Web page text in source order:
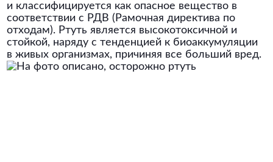
и классифицируется как опасное вещество в
соответствии с РДВ (Рамочная директива по
отходам). Ртуть является высокотоксичной и
стойкой, наряду с тенденцией к биоаккумуляции
в живых организмах, причиняя все больший вред.